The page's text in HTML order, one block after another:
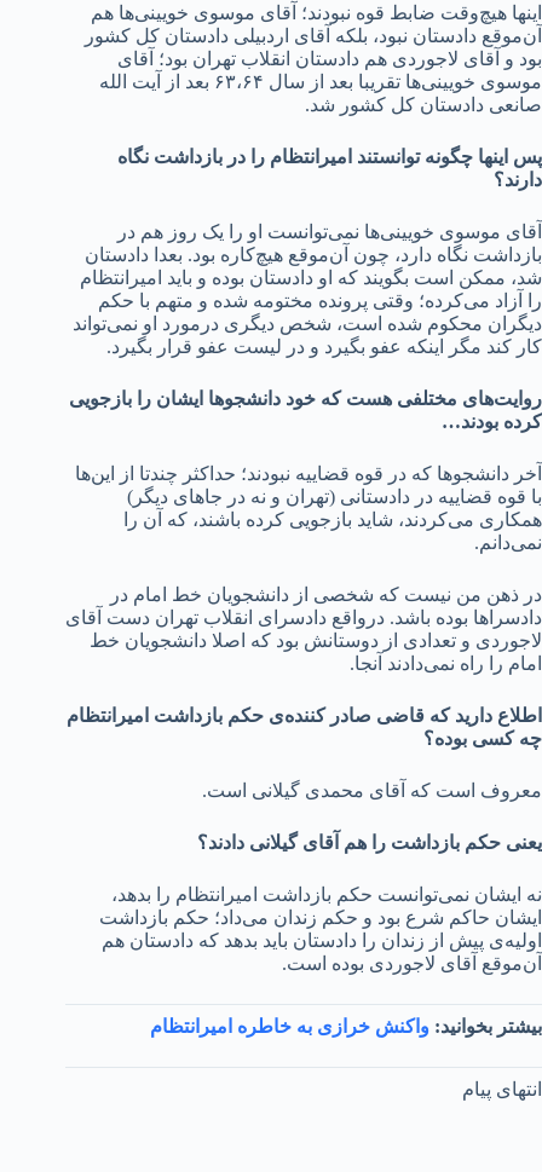
اینها هیچ‌وقت ضابط قوه نبودند؛ آقای موسوی خویینی‌ها هم
آن‌موقع دادستان نبود، بلکه آقای اردبیلی دادستان کل کشور
بود و آقای لاجوردی هم دادستان انقلاب تهران بود؛ آقای
موسوی خویینی‌ها تقریبا بعد از سال ۶۳،۶۴ بعد از آیت الله
صانعی دادستان کل کشور شد.
پس اینها چگونه توانستند امیرانتظام را در بازداشت نگاه
دارند؟
آقای موسوی خویینی‌ها نمی‌توانست او را یک روز هم در
بازداشت نگاه دارد، چون آن‌موقع هیچ‌کاره بود. بعدا دادستان
شد، ممکن است بگویند که او دادستان بوده و باید امیرانتظام
را آزاد می‌کرده؛ وقتی پرونده مختومه شده و متهم با حکم
دیگران محکوم شده است، شخص دیگری درمورد او نمی‌تواند
کار کند مگر اینکه عفو بگیرد و در لیست عفو قرار بگیرد.
روایت‌های مختلفی هست که خود دانشجوها ایشان را بازجویی
کرده بودند…
آخر دانشجوها که در قوه قضاییه نبودند؛ حداکثر چندتا از این‌ها
با قوه قضاییه در دادستانی (تهران و نه در جاهای دیگر)
همکاری می‌کردند، شاید بازجویی کرده باشند، که آن را
نمی‌دانم.
در ذهن من نیست که شخصی از دانشجویان خط امام در
دادسراها بوده باشد. درواقع دادسرای انقلاب تهران دست آقای
لاجوردی و تعدادی از دوستانش بود که اصلا دانشجویان خط
امام را راه نمی‌دادند آنجا.
اطلاع دارید که قاضی صادر کننده‌ی حکم بازداشت امیرانتظام
چه کسی بوده؟
معروف است که آقای محمدی گیلانی است.
یعنی حکم بازداشت را هم آقای گیلانی دادند؟
نه ایشان نمی‌توانست حکم بازداشت امیرانتظام را بدهد،
ایشان حاکم شرع بود و حکم زندان می‌داد؛ حکم بازداشت
اولیه‌ی پیش از زندان را دادستان باید بدهد که دادستان هم
آن‌موقع آقای لاجوردی بوده است.
بیشتر بخوانید: واکنش خرازی به خاطره امیرانتظام
انتهای پیام